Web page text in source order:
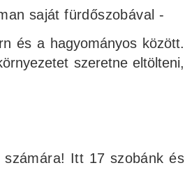
saját fürdőszobával -
és a hagyományos között.
szeretne eltölteni,
Itt 17 szobánk és